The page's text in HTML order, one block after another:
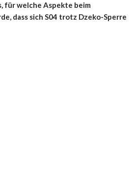
für welche Aspekte beim
dass sich S04 trotz Dzeko-Sperre